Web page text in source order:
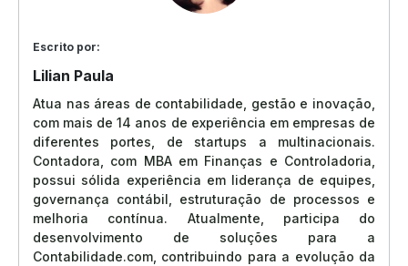
Escrito por:
Lilian Paula
Atua nas áreas de contabilidade, gestão e inovação,
com mais de 14 anos de experiência em empresas de
diferentes portes, de startups a multinacionais.
Contadora, com MBA em Finanças e Controladoria,
possui sólida experiência em liderança de equipes,
governança contábil, estruturação de processos e
melhoria contínua. Atualmente, participa do
desenvolvimento de soluções para a
Contabilidade.com, contribuindo para a evolução da